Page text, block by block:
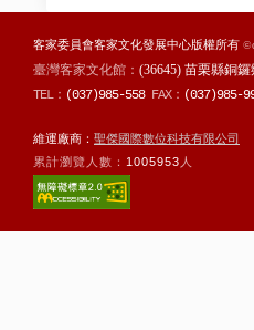
客家委員會客家文化發展中心版權所有
臺灣客家文化館： (36645) 苗栗縣銅
TEL： (037)985-558FAX： (037)985-
維運廠商： 聖傑國際數位科技有限公司
累計瀏覽人數： 1005953 人